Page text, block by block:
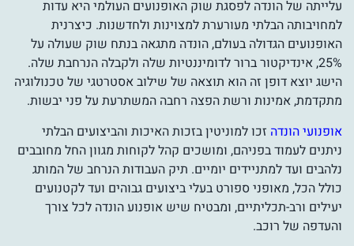
עלייתה של הונדה לפסגת שוק האופנועים העולמי היא עדות
למחויבותה הבלתי מעורערת למצוינות ולחדשנות. כיצרנית
האופנועים הגדולה בעולם, הונדה מתגאה בנתח שוק שעולה על
25%, אינדיקטור ברור לדומיננטיות שלה ולקבלה הנרחבת שלה.
הישג יוצא דופן זה הוא תוצאה של שילוב אסטרטגי של טכנולוגיה
מתקדמת, אמינות ורשת הפצה רחבה המשתרעת על פני יבשות.
אופנועי הונדה זכו למוניטין בזכות האיכות והביצועים הבלתי
ניתנים לעמוד בפניהם, ומושכים קהל לקוחות מגוון החל מחובבים
נלהבים ועד למתניידים יומיים. תיק העבודות הנרחב של המותג
כולל הכל, מאופני ספורט בעלי ביצועים גבוהים ועד לקטנועים
יעילים ורב-תכליתיים, ומבטיח שיש אופנוע הונדה לכל צורך
והעדפה של רוכב.